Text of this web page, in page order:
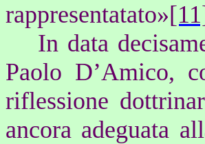
rappresentatato»
In data
Paolo D’Amico,
riflessione
ancora adeguata